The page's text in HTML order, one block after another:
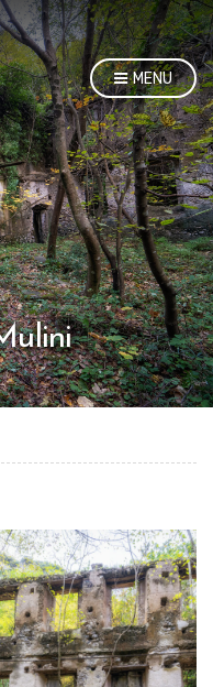
MENU